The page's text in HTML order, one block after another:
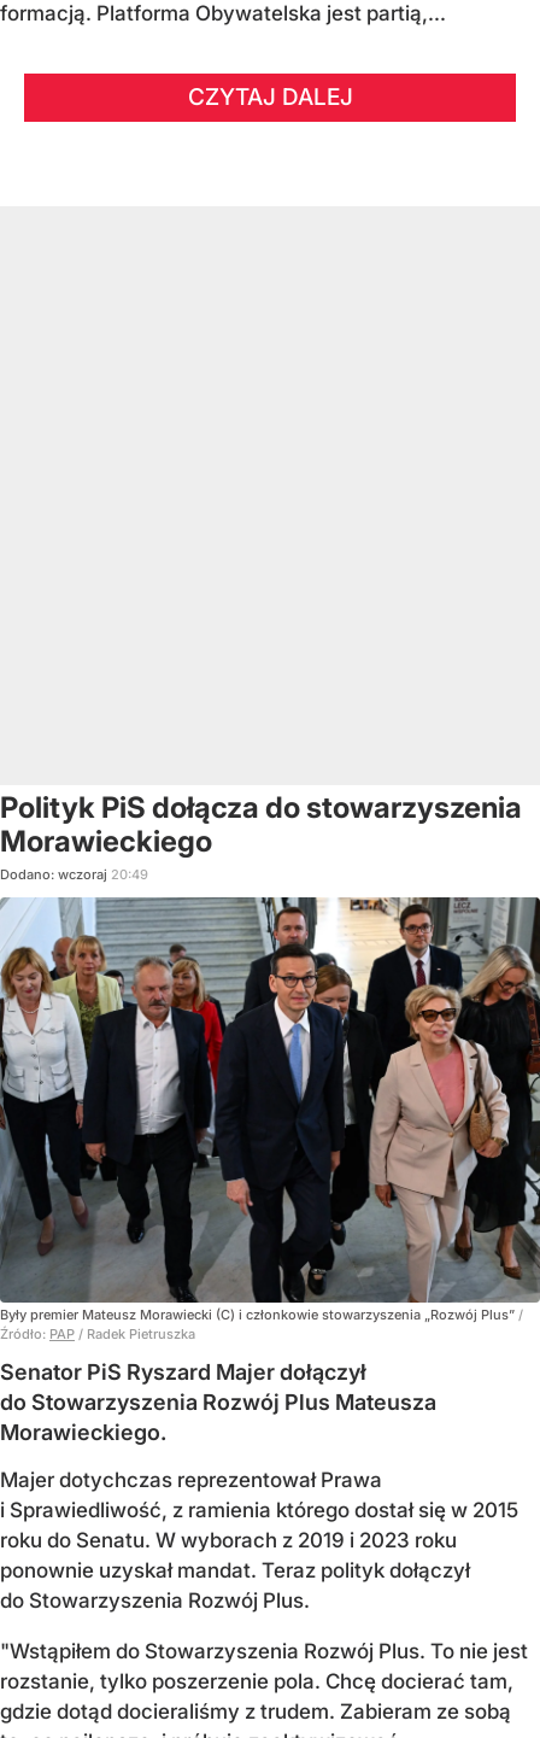
formacją. Platforma Obywatelska jest partią,...
CZYTAJ DALEJ
Polityk PiS dołącza do stowarzyszenia
Morawieckiego
Dodano: wczoraj 20:49
Były premier Mateusz Morawiecki (C) i członkowie stowarzyszenia „Rozwój Plus” /
Źródło: PAP / Radek Pietruszka
Senator PiS Ryszard Majer dołączył
do Stowarzyszenia Rozwój Plus Mateusza
Morawieckiego.
Majer dotychczas reprezentował Prawa
i Sprawiedliwość, z ramienia którego dostał się w 2015
roku do Senatu. W wyborach z 2019 i 2023 roku
ponownie uzyskał mandat. Teraz polityk dołączył
do Stowarzyszenia Rozwój Plus.
"Wstąpiłem do Stowarzyszenia Rozwój Plus. To nie jest
rozstanie, tylko poszerzenie pola. Chcę docierać tam,
gdzie dotąd docieraliśmy z trudem. Zabieram ze sobą